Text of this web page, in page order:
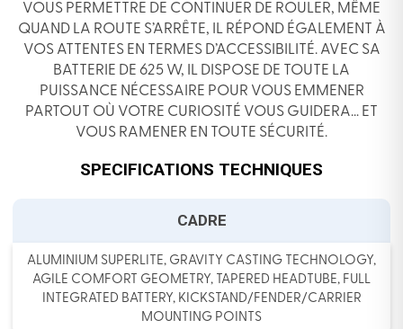
VOUS PERMETTRE DE CONTINUER DE ROULER, MÊME
QUAND LA ROUTE S’ARRÊTE, IL RÉPOND ÉGALEMENT À
VOS ATTENTES EN TERMES D’ACCESSIBILITÉ. AVEC SA
BATTERIE DE 625 W, IL DISPOSE DE TOUTE LA
PUISSANCE NÉCESSAIRE POUR VOUS EMMENER
PARTOUT OÙ VOTRE CURIOSITÉ VOUS GUIDERA… ET
VOUS RAMENER EN TOUTE SÉCURITÉ.
SPECIFICATIONS TECHNIQUES
CADRE
ALUMINIUM SUPERLITE, GRAVITY CASTING TECHNOLOGY,
AGILE COMFORT GEOMETRY, TAPERED HEADTUBE, FULL
INTEGRATED BATTERY, KICKSTAND/FENDER/CARRIER
MOUNTING POINTS